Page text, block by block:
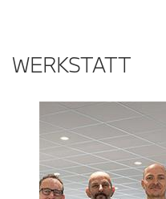
WERKSTATT